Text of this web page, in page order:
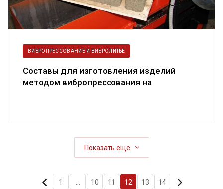
ВИБРОПРЕССОВАНИЕ И ВИБРОЛИТЬЕ
Составы для изготовления изделий
методом вибропрессования на
Показать еще
1 10 11 12 13 14